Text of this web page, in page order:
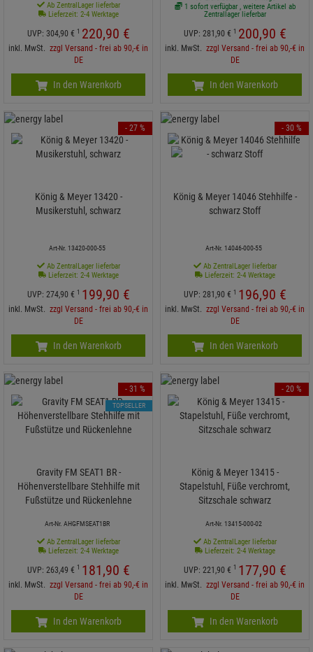
Ab ZentralLager lieferbar
Lieferzeit: 2-4 Werktage
UVP: 304,90 € 1 220,90 €
inkl. MwSt. zzgl Versand - frei ab 90,-€ in
DE
In den Warenkorb
1 sofort verfügbar , weitere Artikel ab
Zentrallager lieferbar
UVP: 281,90 € 1 200,90 €
inkl. MwSt. zzgl Versand - frei ab 90,-€ in
DE
In den Warenkorb
König & Meyer 13420 -
Musikerstuhl, schwarz
Art-Nr. 13420-000-55
Ab ZentralLager lieferbar
Lieferzeit: 2-4 Werktage
UVP: 274,90 € 1 199,90 €
inkl. MwSt. zzgl Versand - frei ab 90,-€ in
DE
- 27 %
In den Warenkorb
König & Meyer 14046 Stehhilfe -
schwarz Stoff
Art-Nr. 14046-000-55
Ab ZentralLager lieferbar
Lieferzeit: 2-4 Werktage
UVP: 281,90 € 1 196,90 €
inkl. MwSt. zzgl Versand - frei ab 90,-€ in
DE
- 30 %
In den Warenkorb
Gravity FM SEAT1 BR -
Höhenverstellbare Stehhilfe mit
Fußstütze und Rückenlehne
Art-Nr. AHGFMSEAT1BR
Ab ZentralLager lieferbar
Lieferzeit: 2-4 Werktage
UVP: 263, 49 € 1 181,90 €
inkl. MwSt. zzgl Versand - frei ab 90,-€ in
DE
- 31 %
TOPSELLER
In den Warenkorb
König & Meyer 13415 -
Stapelstuhl, Füße verchromt,
Sitzschale schwarz
Art-Nr. 13415-000-02
Ab ZentralLager lieferbar
Lieferzeit: 2-4 Werktage
UVP: 221, 90 € 1 177,90 €
inkl. MwSt. zzgl Versand - frei ab 90,-€ in
DE
- 20 %
In den Warenkorb